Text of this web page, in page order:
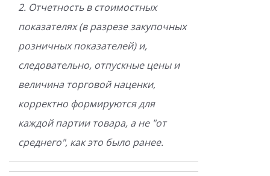
2. Отчетность в стоимостных
показателях (в разрезе закупочных
розничных показателей) и,
следовательно, отпускные цены и
величина торговой наценки,
корректно формируются для
каждой партии товара, а не "от
среднего", как это было ранее.